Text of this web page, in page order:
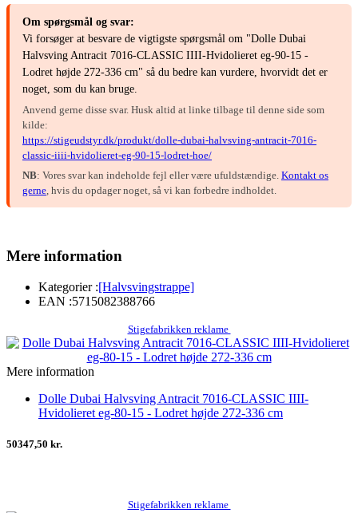
Om spørgsmål og svar:
Vi forsøger at besvare de vigtigste spørgsmål om "Dolle Dubai
Halvsving Antracit 7016-CLASSIC IIII-Hvidolieret eg-90-15 -
Lodret højde 272-336 cm" så du bedre kan vurdere, hvorvidt det er
noget, som du kan bruge.
Anvend gerne disse svar. Husk altid at linke tilbage til denne side som
kilde:
https://stigeudstyr.dk/produkt/dolle-dubai-halvsving-antracit-7016-
classic-iiii-hvidolieret-eg-90-15-lodret-hoe/
NB: Vores svar kan indeholde fejl eller være ufuldstændige. Kontakt os
gerne, hvis du opdager noget, så vi kan forbedre indholdet.
Mere information
Kategorier :[Halvsvingstrappe]
EAN :5715082388766
Stigefabrikken reklame
Mere information
Dolle Dubai Halvsving Antracit 7016-CLASSIC IIII-
Hvidolieret eg-80-15 - Lodret højde 272-336 cm
50347,50 kr.
Stigefabrikken reklame